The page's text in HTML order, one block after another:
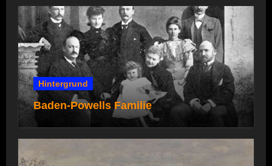
Hintergrund
Baden-Powells Familie